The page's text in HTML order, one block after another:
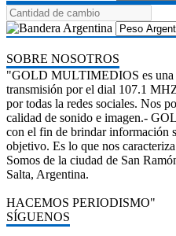
SOBRE NOSOTROS
"GOLD MULTIMEDIOS es una
transmisión por el dial 107.1
por todas la redes sociales. Nos
calidad de sonido e imagen.-
con el fin de brindar información
objetivo. Es lo que nos
Somos de la ciudad de San
Salta, Argentina.
HACEMOS PERIODISMO"
SÍGUENOS